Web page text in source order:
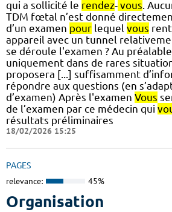
qui a sollicité le rendez- vous.
TDM fœtal n’est donné
d’un examen pour lequel vous
appareil avec un tunnel
se déroule l'examen ? Au
uniquement dans de rares
proposera [...] suffisamment
répondre aux questions (en
d’examen) Après l'examen Vous
de l’examen par ce médecin qui
résultats préliminaires
18/02/2026 15:25
PAGES
relevance: 45%
Organisation